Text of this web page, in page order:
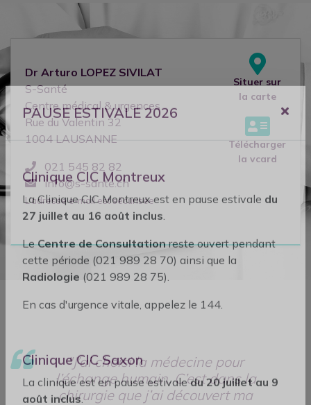
Dr Arturo LOPEZ SIVILAT
S-Santé
Centre médical & urgences
Rue du Valentin 32
1004 LAUSANNE
021 545 82 82
info@s-sante.ch
L’adresse e-mail est sécurisée
Situer sur
la carte
Télécharger
la vcard
"J’ai choisi la médecine pour
l’échange humain. C’est dans la
chirurgie que j’ai découvert ma
PAUSE ESTIVALE 2026
Clinique CIC Montreux
La Clinique CIC Montreux est en pause estivale
LeCentre de Consultationreste ouvert pendant
cette période (021 989 28 70) ainsi que la
Radiologie
(021 989 28 75).
Clinique CIC Saxon
La clinique est en pause estivaledu 20 juillet au 9